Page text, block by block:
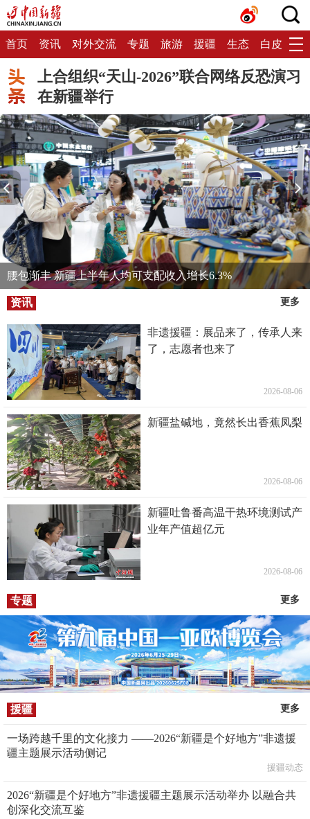
首页 资讯 对外交流 专题 旅游 援疆 生态 白皮书
上合组织“天山-2026”联合网络反恐演习
在新疆举行
腰包渐丰 新疆上半年人均可支配收入增长6.3%
资讯 更多
非遗援疆：展品来了，传承人来
了，志愿者也来了
2026-08-06
新疆盐碱地，竟然长出香蕉凤梨
2026-08-06
新疆吐鲁番高温干热环境测试产
业年产值超亿元
2026-08-06
专题 更多
援疆 更多
一场跨越千里的文化接力 ——2026“新疆是个好地方”非遗援
疆主题展示活动侧记
援疆动态
2026“新疆是个好地方”非遗援疆主题展示活动举办 以融合共
创深化交流互鉴